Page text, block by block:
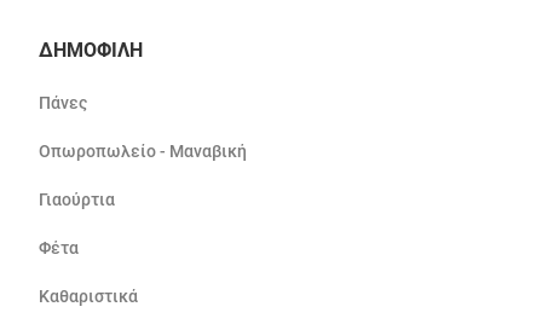
ΔΗΜΟΦΙΛΗ
Πάνες
Οπωροπωλείο - Μαναβική
Γιαούρτια
Φέτα
Καθαριστικά